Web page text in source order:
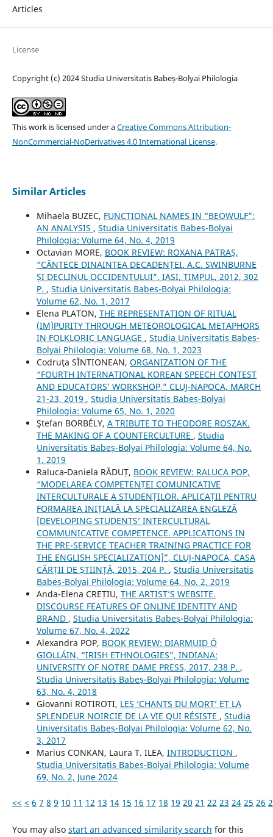
Articles
License
Copyright (c) 2024 Studia Universitatis Babeș-Bolyai Philologia
This work is licensed under aCreative Commons Attribution-
NonCommercial-NoDerivatives 4.0 International License.
Similar Articles
Mihaela BUZEC, FUNCTIONAL NAMES IN “BEOWULF”:
AN ANALYSIS , Studia Universitatis Babeș-Bolyai
Philologia: Volume 64, No. 4, 2019
Octavian MORE, BOOK REVIEW: ROXANA PATRAȘ,
“CÂNTECE DINAINTEA DECADENȚEI. A.C. SWINBURNE
ȘI DECLINUL OCCIDENTULUI”. IASI, TIMPUL, 2012, 302
P. , Studia Universitatis Babeș-Bolyai Philologia:
Volume 62, No. 1, 2017
Elena PLATON, THE REPRESENTATION OF RITUAL
(IM)PURITY THROUGH METEOROLOGICAL METAPHORS
IN FOLKLORIC LANGUAGE , Studia Universitatis Babeș-
Bolyai Philologia: Volume 68, No. 1, 2023
Codruţa SÎNTIONEAN, ORGANIZATION OF THE
“FOURTH INTERNATIONAL KOREAN SPEECH CONTEST
AND EDUCATORS’ WORKSHOP,” CLUJ-NAPOCA, MARCH
21-23, 2019 , Studia Universitatis Babeș-Bolyai
Philologia: Volume 65, No. 1, 2020
Ştefan BORBÉLY, A TRIBUTE TO THEODORE ROSZAK.
THE MAKING OF A COUNTERCULTURE , Studia
Universitatis Babeș-Bolyai Philologia: Volume 64, No.
1, 2019
Raluca‐Daniela RĂDUȚ, BOOK REVIEW: RALUCA POP,
“MODELAREA COMPETENȚEI COMUNICATIVE
INTERCULTURALE A STUDENȚILOR. APLICAȚII PENTRU
FORMAREA INIȚIALĂ LA SPECIALIZAREA ENGLEZĂ
[DEVELOPING STUDENTS’ INTERCULTURAL
COMMUNICATIVE COMPETENCE. APPLICATIONS IN
THE PRE-SERVICE TEACHER TRAINING PRACTICE FOR
THE ENGLISH SPECIALIZATION]”, CLUJ-NAPOCA, CASA
CĂRȚII DE ȘTIINȚĂ, 2015, 204 P. , Studia Universitatis
Babeș-Bolyai Philologia: Volume 64, No. 2, 2019
Anda-Elena CREȚIU, THE ARTIST’S WEBSITE.
DISCOURSE FEATURES OF ONLINE IDENTITY AND
BRAND , Studia Universitatis Babeș-Bolyai Philologia:
Volume 67, No. 4, 2022
Alexandra POP, BOOK REVIEW: DIARMUID Ó
GIOLLÁIN, “IRISH ETHNOLOGIES”, INDIANA:
UNIVERSITY OF NOTRE DAME PRESS, 2017, 238 P. ,
Studia Universitatis Babeș-Bolyai Philologia: Volume
63, No. 4, 2018
Giovanni ROTIROTI, LES ‘CHANTS DU MORT’ ET LA
SPLENDEUR NOIRCIE DE LA VIE QUI RÉSISTE , Studia
Universitatis Babeș-Bolyai Philologia: Volume 62, No.
3, 2017
Marius CONKAN, Laura T. ILEA, INTRODUCTION ,
Studia Universitatis Babeș-Bolyai Philologia: Volume
69, No. 2, June 2024
<< < 6 7 8 9 10 11 12 13 14 15 16 17 18 19 20 21 22 23 24 25 26
You may also start an advanced similarity search for this